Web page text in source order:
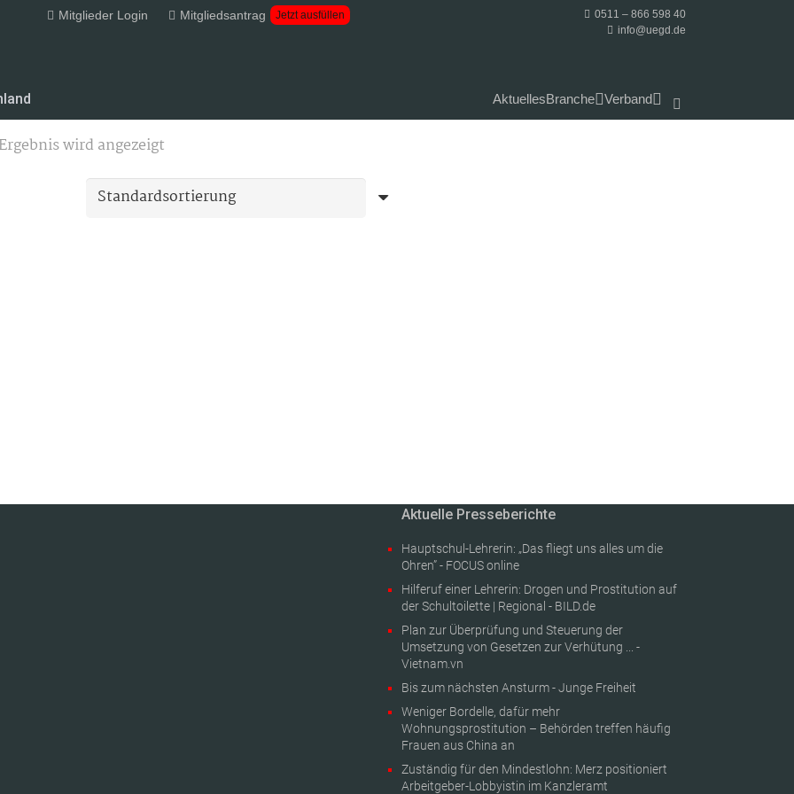
Mitglieder Login Mitgliedsantrag Jetzt ausfüllen
0511 – 866 598 40
info@uegd.de
AktuellesBranche Verband
wird angezeigt
Aktuelle Presseberichte
Hauptschul-Lehrerin: „Das fliegt uns alles um die
Ohren” - FOCUS online
Hilferuf einer Lehrerin: Drogen und Prostitution auf
der Schultoilette | Regional - BILD.de
Plan zur Überprüfung und Steuerung der
Umsetzung von Gesetzen zur Verhütung ... -
Vietnam.vn
Bis zum nächsten Ansturm - Junge Freiheit
Weniger Bordelle, dafür mehr
Wohnungsprostitution – Behörden treffen häufig
Frauen aus China an
Zuständig für den Mindestlohn: Merz positioniert
Arbeitgeber-Lobbyistin im Kanzleramt